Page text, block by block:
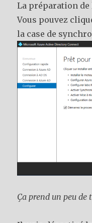
La préparation
Vous pouvez
la case de
Ça prend un peu de